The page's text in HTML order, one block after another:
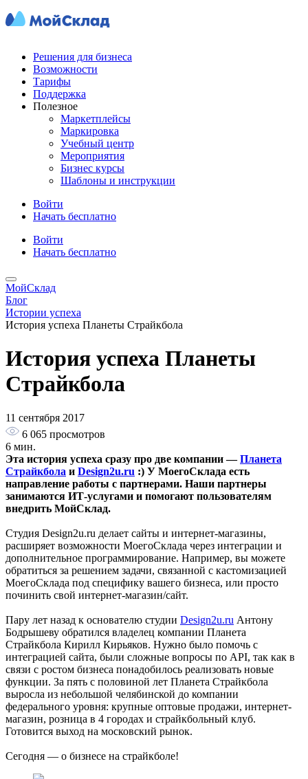
Решения для бизнеса
Возможности
Тарифы
Поддержка
Полезное
Маркетплейсы
Маркировка
Учебный центр
Мероприятия
Бизнес курсы
Шаблоны и инструкции
Войти
Начать бесплатно
Войти
Начать бесплатно
МойСклад
Блог
Истории успеха
История успеха Планеты Страйкбола
История успеха Планеты
Страйкбола
11 сентября 2017
6 065 просмотров
6 мин.
Эта история успеха сразу про две компании —Планета
Страйкбола и Design2u.ru :) У МоегоСклада есть
направление работы с партнерами. Наши партнеры
занимаются ИТ-услугами и помогают пользователям
внедрить МойСклад.
Студия Design2u.ru делает сайты и интернет-магазины,
расширяет возможности МоегоСклада через интеграции и
дополнительное программирование. Например, вы можете
обратиться за решением задачи, связанной с кастомизацией
МоегоСклада под специфику вашего бизнеса, или просто
починить свой интернет-магазин/сайт.
Пару лет назад к основателю студии Design2u.ru Антону
Бодрышеву обратился владелец компании Планета
Страйкбола Кирилл Кирьяков. Нужно было помочь с
интеграцией сайта, были сложные вопросы по API, так как в
связи с ростом бизнеса понадобилось реализовать новые
функции. За пять с половиной лет Планета Страйкбола
выросла из небольшой челябинской до компании
федерального уровня: крупные оптовые продажи, интернет-
магазин, розница в 4 городах и страйкбольный клуб.
Готовится выход на московский рынок.
Сегодня — о бизнесе на страйкболе!